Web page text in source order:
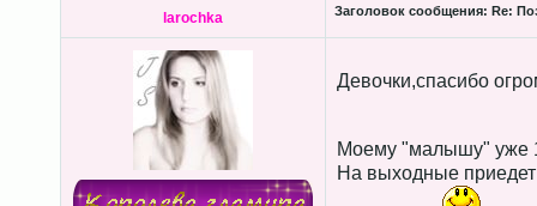
larochka Заголовок сообщения: Re:
Девочки,спасибо
Моему "малышу" уже
На выходные приедет